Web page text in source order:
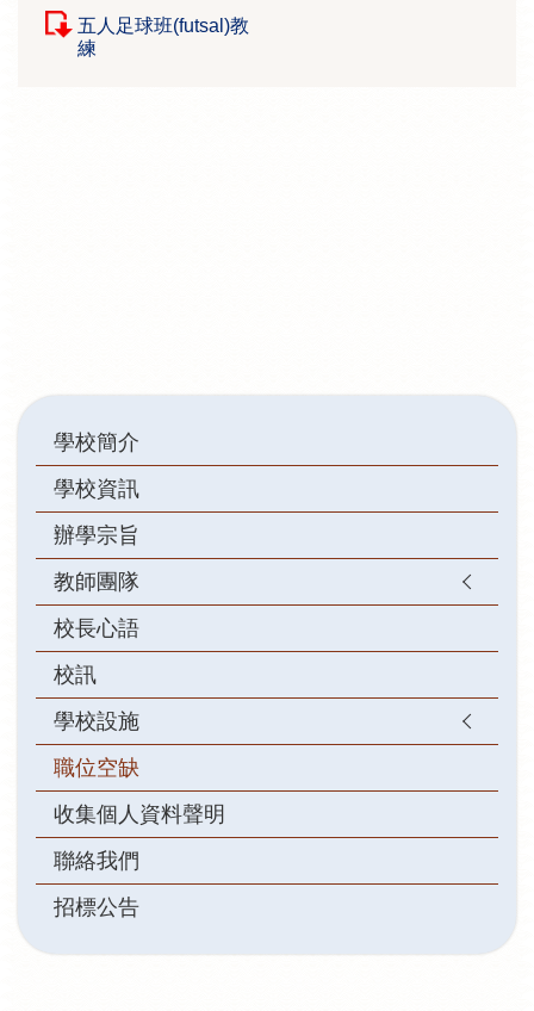
五人足球班(futsal)教
練
Main
navigation
學校簡介
學校資訊
辦學宗旨
教師團隊
校長心語
校訊
學校設施
職位空缺
收集個人資料聲明
聯絡我們
招標公告